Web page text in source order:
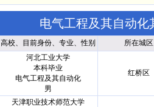
电气工程及其自动化
高校、目前身份、专业、性别 所在城区
河北工业大学
本科毕业
电气工程及其自动化
男
红桥区
天津职业技术师范大学